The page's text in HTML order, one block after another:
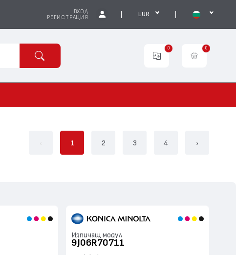
ВХОД
РЕГИСТРАЦИЯ
EUR
0 0
‹ 1 2 3 4 ›
Изпичащ модул
9J06R70711